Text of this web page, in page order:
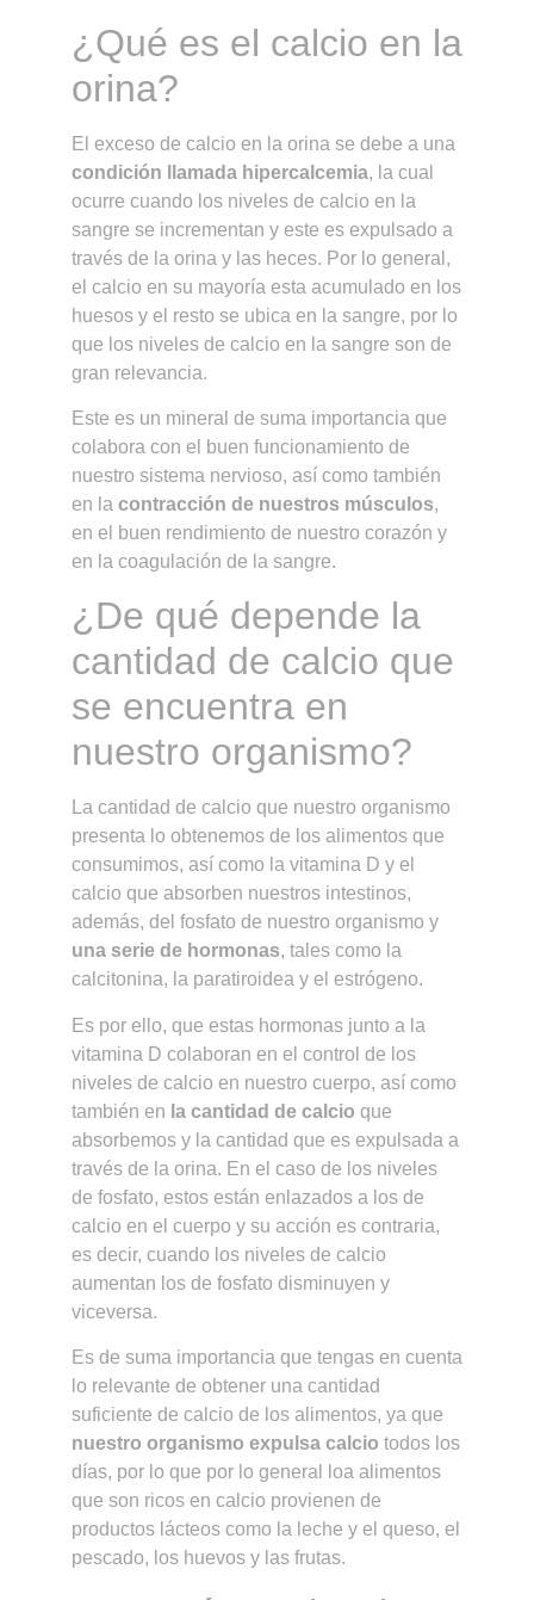
¿Qué es el calcio en la
orina?
El exceso de calcio en la orina se debe a una
condición llamada hipercalcemia, la cual
ocurre cuando los niveles de calcio en la
sangre se incrementan y este es expulsado a
través de la orina y las heces. Por lo general,
el calcio en su mayoría esta acumulado en los
huesos y el resto se ubica en la sangre, por lo
que los niveles de calcio en la sangre son de
gran relevancia.
Este es un mineral de suma importancia que
colabora con el buen funcionamiento de
nuestro sistema nervioso, así como también
en la contracción de nuestros músculos,
en el buen rendimiento de nuestro corazón y
en la coagulación de la sangre.
¿De qué depende la
cantidad de calcio que
se encuentra en
nuestro organismo?
La cantidad de calcio que nuestro organismo
presenta lo obtenemos de los alimentos que
consumimos, así como la vitamina D y el
calcio que absorben nuestros intestinos,
además, del fosfato de nuestro organismo y
una serie de hormonas, tales como la
calcitonina, la paratiroidea y el estrógeno.
Es por ello, que estas hormonas junto a la
vitamina D colaboran en el control de los
niveles de calcio en nuestro cuerpo, así como
también en la cantidad de calcio que
absorbemos y la cantidad que es expulsada a
través de la orina. En el caso de los niveles
de fosfato, estos están enlazados a los de
calcio en el cuerpo y su acción es contraria,
es decir, cuando los niveles de calcio
aumentan los de fosfato disminuyen y
viceversa.
Es de suma importancia que tengas en cuenta
lo relevante de obtener una cantidad
suficiente de calcio de los alimentos, ya que
nuestro organismo expulsa calcio todos los
días, por lo que por lo general loa alimentos
que son ricos en calcio provienen de
productos lácteos como la leche y el queso, el
pescado, los huevos y las frutas.